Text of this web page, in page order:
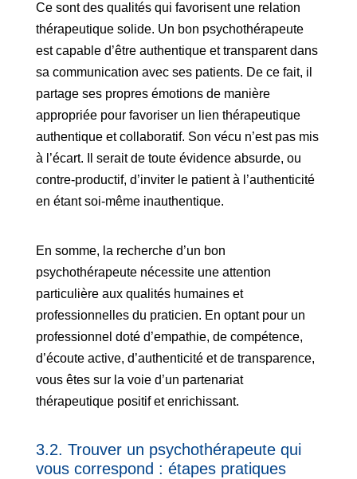
Ce sont des qualités qui favorisent une relation
thérapeutique solide. Un bon psychothérapeute
est capable d’être authentique et transparent dans
sa communication avec ses patients. De ce fait, il
partage ses propres émotions de manière
appropriée pour favoriser un lien thérapeutique
authentique et collaboratif. Son vécu n’est pas mis
à l’écart. Il serait de toute évidence absurde, ou
contre-productif, d’inviter le patient à l’authenticité
en étant soi-même inauthentique.
En somme, la recherche d’un bon
psychothérapeute nécessite une attention
particulière aux qualités humaines et
professionnelles du praticien. En optant pour un
professionnel doté d’empathie, de compétence,
d’écoute active, d’authenticité et de transparence,
vous êtes sur la voie d’un partenariat
thérapeutique positif et enrichissant.
3.2. Trouver un psychothérapeute qui
vous correspond : étapes pratiques